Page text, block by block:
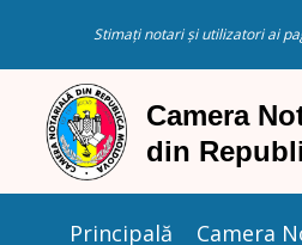
Stimați notari și utilizatori ai
Principală Camera